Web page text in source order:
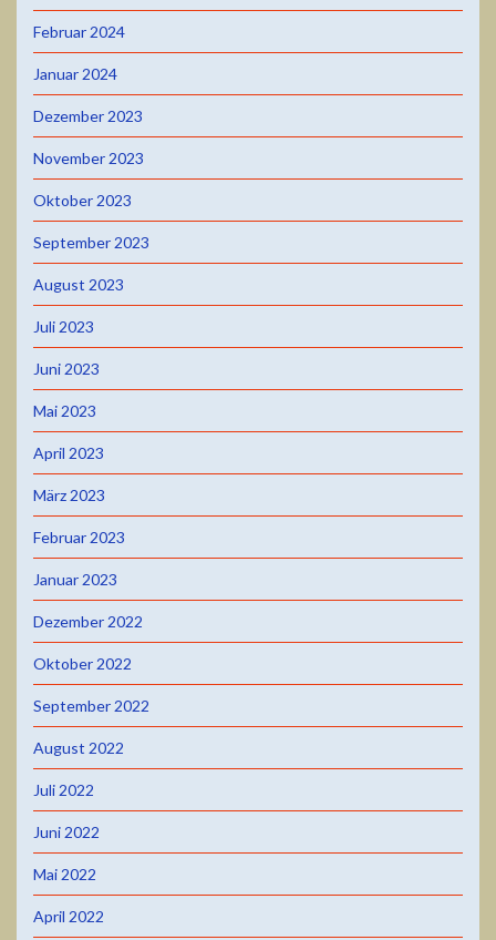
Februar 2024
Januar 2024
Dezember 2023
November 2023
Oktober 2023
September 2023
August 2023
Juli 2023
Juni 2023
Mai 2023
April 2023
März 2023
Februar 2023
Januar 2023
Dezember 2022
Oktober 2022
September 2022
August 2022
Juli 2022
Juni 2022
Mai 2022
April 2022